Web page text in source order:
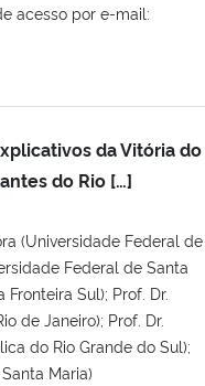
acesso por e-mail:
da Vitória do
do Rio […]
(Universidade Federal de
Federal de Santa
Sul); Prof. Dr.
de Janeiro); Prof. Dr.
do Rio Grande do Sul);
Maria)